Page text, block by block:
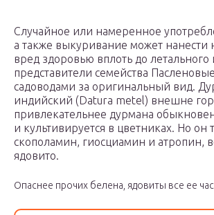
Случайное или намеренное
а также выкуривание может
вред здоровью вплоть до летального
представители семейства
садоводами за оригинальный вид.
индийский (Datura metel) внешне
привлекательнее дурмана
и культивируется в цветниках. Но он
скополамин, гиосциамин и атропин,
ядовито.
Опаснее прочих белена, ядовиты все ее